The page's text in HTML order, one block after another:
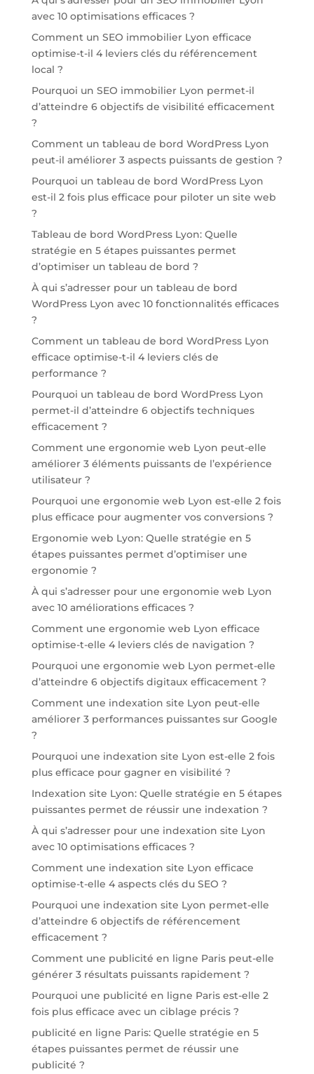
avec 10 optimisations efficaces ?
Comment un SEO immobilier Lyon efficace
optimise-t-il 4 leviers clés du référencement
local ?
Pourquoi un SEO immobilier Lyon permet-il
d’atteindre 6 objectifs de visibilité efficacement
?
Comment un tableau de bord WordPress Lyon
peut-il améliorer 3 aspects puissants de gestion ?
Pourquoi un tableau de bord WordPress Lyon
est-il 2 fois plus efficace pour piloter un site web
?
Tableau de bord WordPress Lyon: Quelle
stratégie en 5 étapes puissantes permet
d’optimiser un tableau de bord ?
À qui s’adresser pour un tableau de bord
WordPress Lyon avec 10 fonctionnalités efficaces
?
Comment un tableau de bord WordPress Lyon
efficace optimise-t-il 4 leviers clés de
performance ?
Pourquoi un tableau de bord WordPress Lyon
permet-il d’atteindre 6 objectifs techniques
efficacement ?
Comment une ergonomie web Lyon peut-elle
améliorer 3 éléments puissants de l’expérience
utilisateur ?
Pourquoi une ergonomie web Lyon est-elle 2 fois
plus efficace pour augmenter vos conversions ?
Ergonomie web Lyon: Quelle stratégie en 5
étapes puissantes permet d’optimiser une
ergonomie ?
À qui s’adresser pour une ergonomie web Lyon
avec 10 améliorations efficaces ?
Comment une ergonomie web Lyon efficace
optimise-t-elle 4 leviers clés de navigation ?
Pourquoi une ergonomie web Lyon permet-elle
d’atteindre 6 objectifs digitaux efficacement ?
Comment une indexation site Lyon peut-elle
améliorer 3 performances puissantes sur Google
?
Pourquoi une indexation site Lyon est-elle 2 fois
plus efficace pour gagner en visibilité ?
Indexation site Lyon: Quelle stratégie en 5 étapes
puissantes permet de réussir une indexation ?
À qui s’adresser pour une indexation site Lyon
avec 10 optimisations efficaces ?
Comment une indexation site Lyon efficace
optimise-t-elle 4 aspects clés du SEO ?
Pourquoi une indexation site Lyon permet-elle
d’atteindre 6 objectifs de référencement
efficacement ?
Comment une publicité en ligne Paris peut-elle
générer 3 résultats puissants rapidement ?
Pourquoi une publicité en ligne Paris est-elle 2
fois plus efficace avec un ciblage précis ?
publicité en ligne Paris: Quelle stratégie en 5
étapes puissantes permet de réussir une
publicité ?